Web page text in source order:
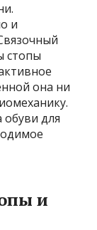
и
стопы
она ни
для
и